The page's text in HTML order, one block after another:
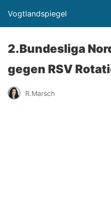
Vogtlandspiegel
2.Bundesliga
gegen RSV
R.Marsch